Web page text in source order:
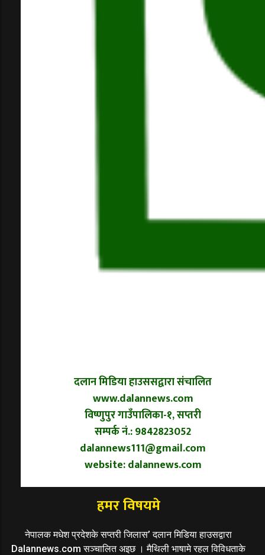
दलान मिडिया हाउससद्वारा संचालित
www.dalannews.com
विष्णुपुर गाउँपालिका-१, सप्तरी
सम्पर्क नं.: 9842823052
dalannews111@gmail.com
website: dalannews.com
हमर विषयमे
नेपालक मधेश प्रदेशके सप्तरी जिलास’ दलान मिडिया हाउसद्वारा
Dalannews.com सञ्चालित अइछ । मैथिली भाषामे रहल विविधताके